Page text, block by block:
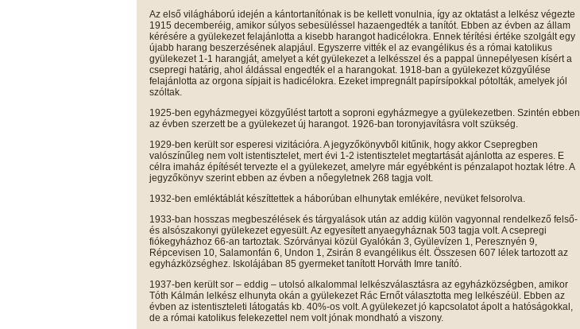
Az első világháború idején a kántortanítónak is be kellett vonulnia, így az oktatást a lelkész végezte
1915 decemberéig, amikor súlyos sebesüléssel hazaengedték a tanítót. Ebben az évben az állam
kérésére a gyülekezet felajánlotta a kisebb harangot hadicélokra. Ennek térítési értéke szolgált egy
újabb harang beszerzésének alapjául. Egyszerre vitték el az evangélikus és a római katolikus
gyülekezet 1-1 harangját, amelyet a két gyülekezet a lelkésszel és a pappal ünnepélyesen kísért a
csepregi határig, ahol áldással engedték el a harangokat. 1918-ban a gyülekezet közgyűlése
felajánlotta az orgona sípjait is hadicélokra. Ezeket impregnált papírsípokkal pótolták, amelyek jól
szóltak.
1925-ben egyházmegyei közgyűlést tartott a soproni egyházmegye a gyülekezetben. Szintén ebben
az évben szerzett be a gyülekezet új harangot. 1926-ban toronyjavításra volt szükség.
1929-ben került sor esperesi vizitációra. A jegyzőkönyvből kitűnik, hogy akkor Csepregben
valószínűleg nem volt istentisztelet, mert évi 1-2 istentisztelet megtartását ajánlotta az esperes. E
célra imaház építését tervezte el a gyülekezet, amelyre már egyébként is pénzalapot hoztak létre. A
jegyzőkönyv szerint ebben az évben a nőegyletnek 268 tagja volt.
1932-ben emléktáblát készíttettek a háborúban elhunytak emlékére, nevüket felsorolva.
1933-ban hosszas megbeszélések és tárgyalások után az addig külön vagyonnal rendelkező felső-
és alsószakonyi gyülekezet egyesült. Az egyesített anyaegyháznak 503 tagja volt. A csepregi
fiókegyházhoz 66-an tartoztak. Szórványai közül Gyalókán 3, Gyülevízen 1, Peresznyén 9,
Répcevisen 10, Salamonfán 6, Undon 1, Zsirán 8 evangélikus élt. Összesen 607 lélek tartozott az
egyházközséghez. Iskolájában 85 gyermeket tanított Horváth Imre tanító.
1937-ben került sor – eddig – utolsó alkalommal lelkészválasztásra az egyházközségben, amikor
Tóth Kálmán lelkész elhunyta okán a gyülekezet Rác Ernőt választotta meg lelkészéül. Ebben az
évben az istentiszteleti látogatás kb. 40%-os volt. A gyülekezet jó kapcsolatot ápolt a hatóságokkal,
de a római katolikus felekezettel nem volt jónak mondható a viszony.